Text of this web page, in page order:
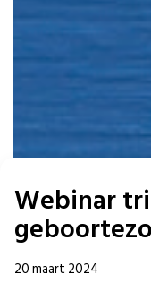
Webinar
20 maart 2024